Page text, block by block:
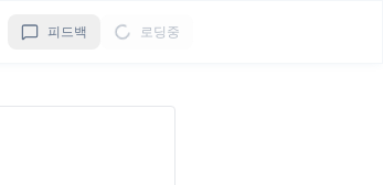
피드백 로딩중